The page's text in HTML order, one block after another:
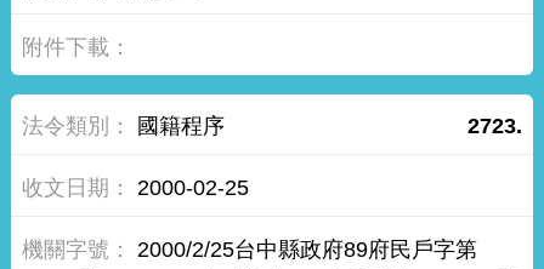
2723.
國籍程序
2000-02-25
2000/2/25台中縣政府89府民戶字第